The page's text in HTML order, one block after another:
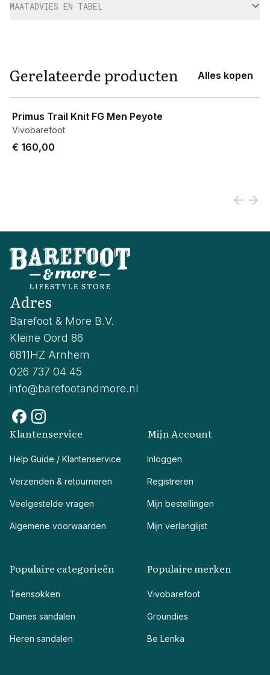
MAATADVIES EN TABEL
Gerelateerde producten Alles kopen
Primus Trail Knit FG Men Peyote
Vivobarefoot
€ 160,00
Adres
Barefoot & More B.V.
Kleine Oord 86
6811HZ Arnhem
026 737 04 45
info@barefootandmore.nl
Klantenservice
Help Guide / Klantenservice
Verzenden & retourneren
Veelgestelde vragen
Algemene voorwaarden
Mijn Account
Inloggen
Registreren
Mijn bestellingen
Mijn verlanglijst
Populaire categorieën
Teensokken
Dames sandalen
Heren sandalen
Populaire merken
Vivobarefoot
Groundies
Be Lenka